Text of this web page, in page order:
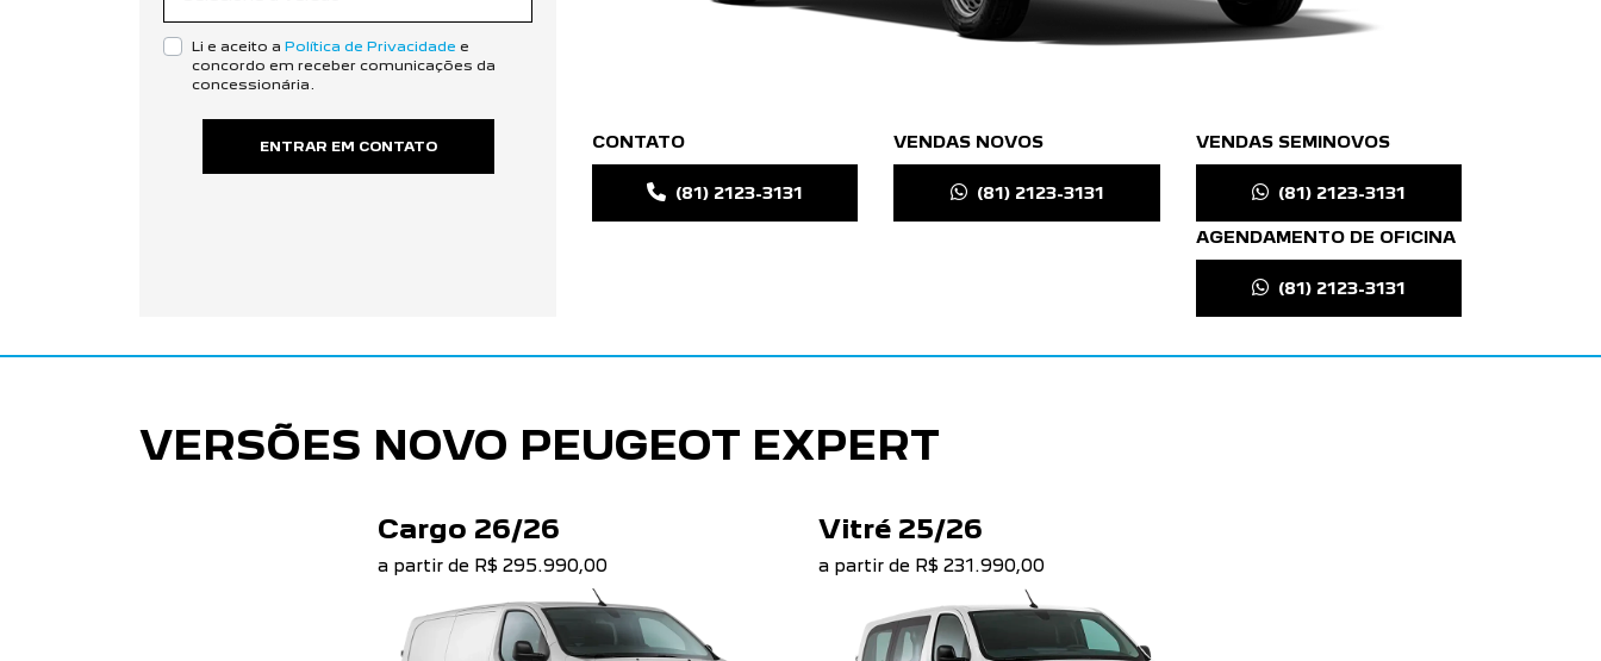
Li e aceito a Política de Privacidade e
concordo em receber comunicações da
concessionária.
ENTRAR EM CONTATO CONTATO
(81) 2123-3131
VENDAS NOVOS
(81) 2123-3131
VENDAS SEMINOVOS
(81) 2123-3131
AGENDAMENTO DE OFICINA
(81) 2123-3131
VERSÕES NOVO PEUGEOT EXPERT
Cargo 26/26
a partir de R$ 295.990,00
Vitré 25/26
a partir de R$ 231.990,00